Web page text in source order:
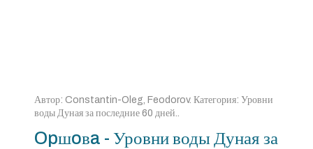
Автор: Constantin-Oleg, Feodorov. Категория: Уровни
воды Дуная за последние 60 дней..
Opшoвa - Уровни воды Дуная за